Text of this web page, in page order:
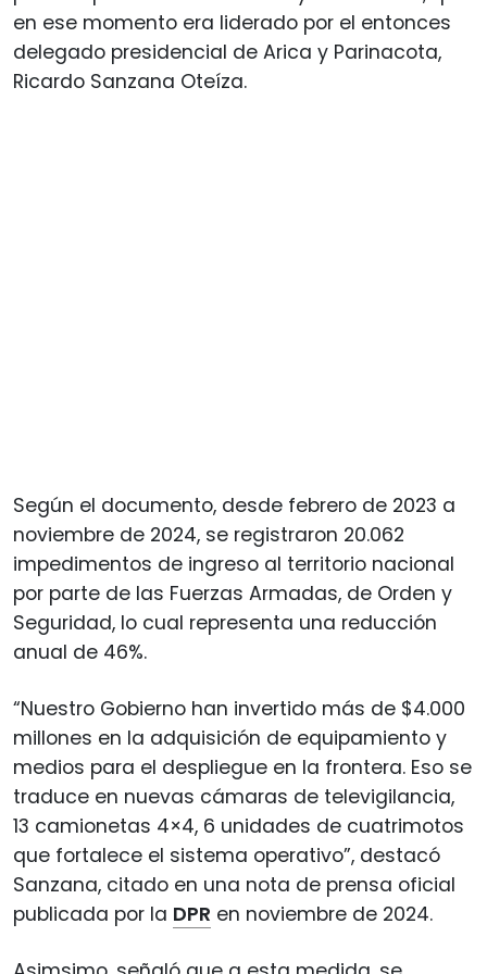
en ese momento era liderado por el entonces
delegado presidencial de Arica y Parinacota,
Ricardo Sanzana Oteíza.
Según el documento, desde febrero de 2023 a
noviembre de 2024, se registraron 20.062
impedimentos de ingreso al territorio nacional
por parte de las Fuerzas Armadas, de Orden y
Seguridad, lo cual representa una reducción
anual de 46%.
“Nuestro Gobierno han invertido más de $4.000
millones en la adquisición de equipamiento y
medios para el despliegue en la frontera. Eso se
traduce en nuevas cámaras de televigilancia,
13 camionetas 4×4, 6 unidades de cuatrimotos
que fortalece el sistema operativo”, destacó
Sanzana, citado en una nota de prensa oficial
publicada por la DPR en noviembre de 2024.